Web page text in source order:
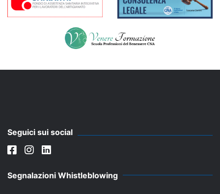
Seguici sui social
Segnalazioni Whistleblowing